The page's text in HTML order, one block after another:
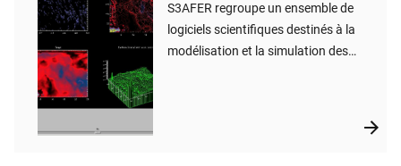
S3AFER regroupe un ensemble de
logiciels scientifiques destinés à la
modélisation et la simulation des